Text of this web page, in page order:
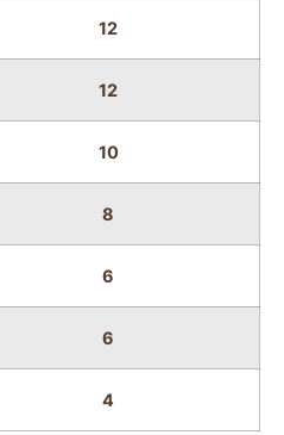
12
12
10
8
6
6
4